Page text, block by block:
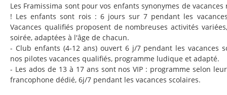
Les Framissima sont pour vos enfants synonymes de
! Les enfants sont rois : 6 jours sur 7 pendant les
Vacances qualifiés proposent de nombreuses activités
soirée, adaptées à l'âge de chacun.
- Club enfants (4-12 ans) ouvert 6 j/7 pendant les vacances
nos pilotes vacances qualifiés, programme ludique et adapté.
- Les ados de 13 à 17 ans sont nos VIP : programme selon
francophone dédié, 6j/7 pendant les vacances scolaires.